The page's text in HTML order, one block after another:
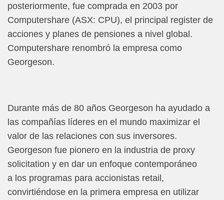
posteriormente, fue comprada en 2003 por
Computershare (ASX: CPU), el principal register de
acciones y planes de pensiones a nivel global.
Computershare renombró la empresa como
Georgeson.
Durante más de 80 años Georgeson ha ayudado a
las compañías líderes en el mundo​ maximizar el
valor de las relaciones con sus inversores.
Georgeson fue pionero en la industria de proxy
solicitation y en dar un enfoque contemporáneo
a los programas para accionistas retail,
convirtiéndose en la primera empresa en utilizar